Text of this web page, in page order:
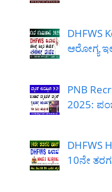
DHFWS
ಆರೋಗ್ಯ
PNB
2025:
DHFWS
10ನೇ